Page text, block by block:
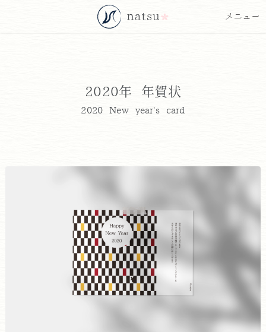
2020年 年賀状
2020 New year's card